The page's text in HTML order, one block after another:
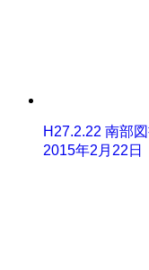
H27.2.22 南部
2015年2月22日